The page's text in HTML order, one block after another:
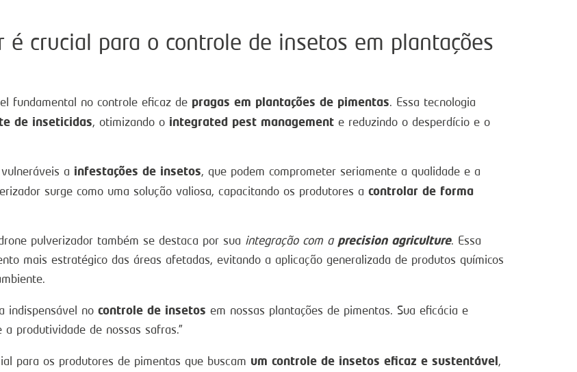
é crucial para o controle de insetos em plantações
fundamental no controle eficaz de pragas em plantações de pimentas. Essa tecnologia
de inseticidas, otimizando o integrated pest management e reduzindo o desperdício e o
a infestações de insetos, que podem comprometer seriamente a qualidade e a
surge como uma solução valiosa, capacitando os produtores a controlar de forma
pulverizador também se destaca por sua integração com a precision agriculture. Essa
mais estratégico das áreas afetadas, evitando a aplicação generalizada de produtos químicos
indispensável no controle de insetos em nossas plantações de pimentas. Sua eficácia e
produtividade de nossas safras.”
para os produtores de pimentas que buscam um controle de insetos eficaz e sustentável,